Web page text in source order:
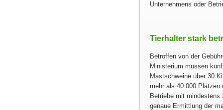
Unternehmens oder
Tierhalter stark
Betroffen von der
Ministerium müssen
Mastschweine über 30
mehr als 40.000 Plätzen
Betriebe mit mindestens
genaue Ermittlung der